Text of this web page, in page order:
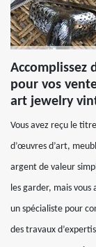
Accomplissez
pour vos
art jewelry
Vous avez reçu le
d’œuvres d’art,
argent de valeur
les garder, mais vous
un spécialiste pour
des travaux